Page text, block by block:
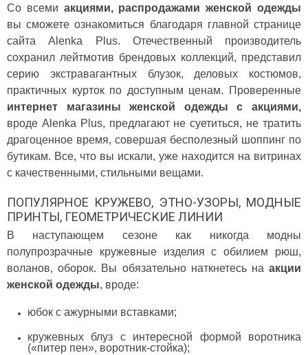
Со всеми акциями, распродажами женской одежды
вы сможете ознакомиться благодаря главной странице
сайта Alenka Plus. Отечественный производитель
сохранил лейтмотив брендовых коллекций, представил
серию экстравагантных блузок, деловых костюмов,
практичных курток по доступным ценам. Проверенные
интернет магазины женской одежды с акциями,
вроде Alenka Plus, предлагают не суетиться, не тратить
драгоценное время, совершая бесполезный шоппинг по
бутикам. Все, что вы искали, уже находится на витринах
с качественными, стильными вещами.
ПОПУЛЯРНОЕ КРУЖЕВО, ЭТНО-УЗОРЫ, МОДНЫЕ
ПРИНТЫ, ГЕОМЕТРИЧЕСКИЕ ЛИНИИ
В наступающем сезоне как никогда модны
полупрозрачные кружевные изделия с обилием рюш,
воланов, оборок. Вы обязательно наткнетесь на акции
женской одежды, вроде:
юбок с ажурными вставками;
кружевных блуз с интересной формой воротника
(«питер пен», воротник-стойка);